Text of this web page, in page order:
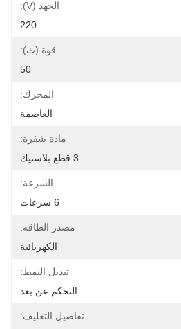
الجهد (V):
220
قوة (ث):
50
المحرك:
العاصمة
مادة شفرة:
السرعة:
مصدر الطاقة:
الكهربائية
تبديل النمط:
التحكم عن بعد
تفاصيل التغليف: